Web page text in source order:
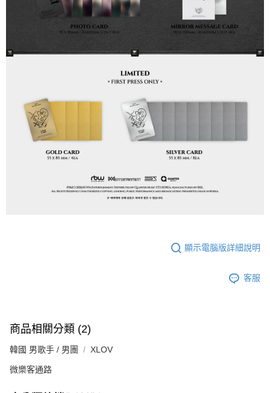
顯示電腦版詳細說明
客服
商品相關分類 (2)
韓國 男歌手 / 男團 XLOV
微樂客通路